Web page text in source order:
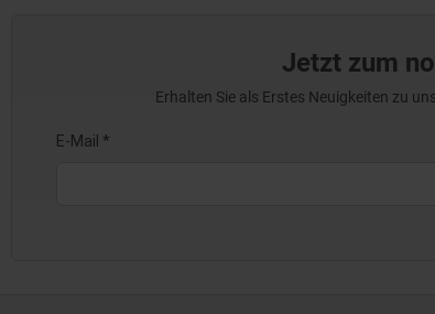
Jetzt zum
Erhalten Sie als Erstes Neuigkeiten zu